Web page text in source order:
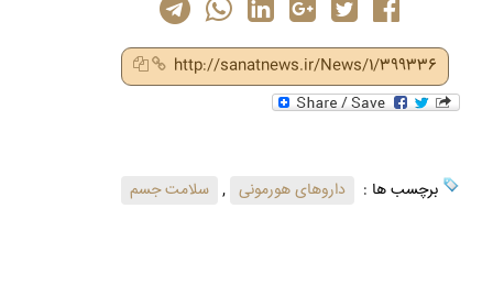
http://sanatnews.ir/News/1/399336
برچسب ها : داروهای هورمونی , سلامت جسم